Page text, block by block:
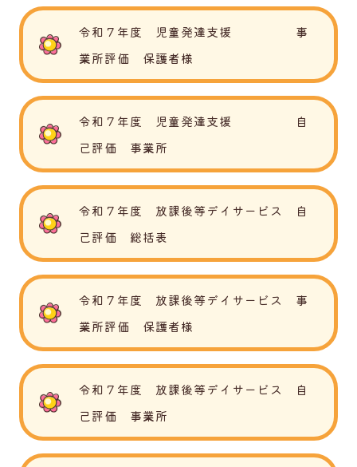
令和７年度 児童発達支援 事
業所評価 保護者様
令和７年度 児童発達支援 自
己評価 事業所
令和７年度 放課後等デイサービス 自
己評価 総括表
令和７年度 放課後等デイサービス 事
業所評価 保護者様
令和７年度 放課後等デイサービス 自
己評価 事業所